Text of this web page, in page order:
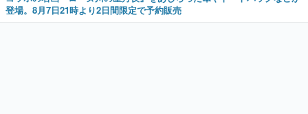
登場。8月7日21時より2日間限定で予約販売